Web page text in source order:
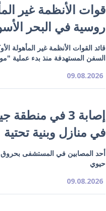
روسية في البحر
قائد القوات الأنظمة غير المأهولة
السفن المستهدفة منذ بدء عملية
09.08.2026
إصابة 3 في
في منازل وبنية تحتية
أحد المصابين في المستشفى
حيوي
09.08.2026